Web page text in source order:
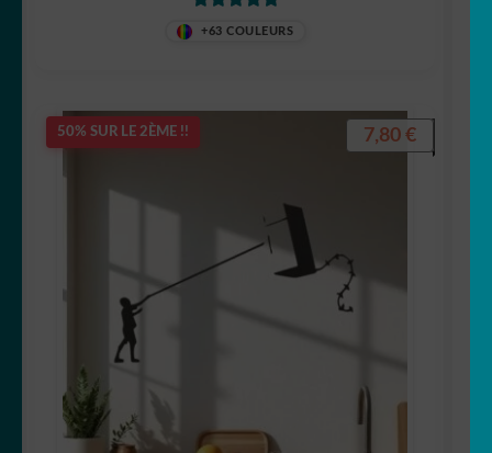
+63 COULEURS
50% SUR LE 2ÈME !! 7,80 €